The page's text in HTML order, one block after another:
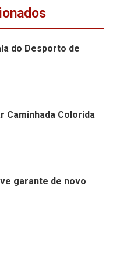
do Desporto de
Caminhada Colorida
garante de novo